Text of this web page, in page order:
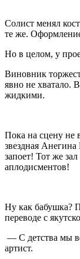
Солист менял
те же.
Но в целом, у
Виновник
явно не хватало.
жидкими.
Пока на сцену не
звездная Анегина
запоет! Тот же
аплодисментов!
Ну как бабушка?
переводе с
— С детства мы
артист.